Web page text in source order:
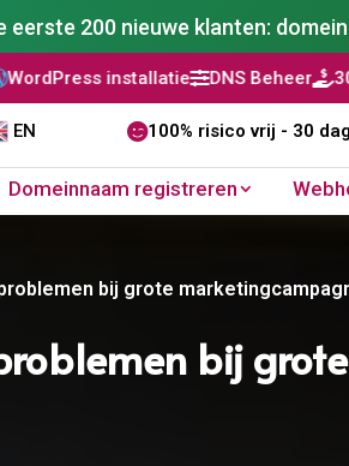
eerste 200 nieuwe klanten:
DNS Beheer30 dagen niet
EN 100% risico vrij - 30
Domeinnaam registreren
bij grote
bij grote